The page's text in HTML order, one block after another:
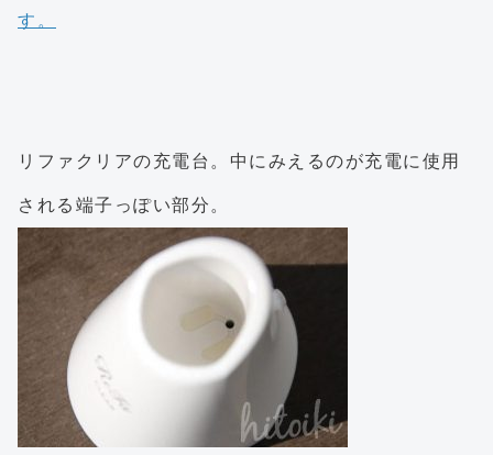
リファクリアの充電台。中にみえるのが充電に使用
される端子っぽい部分。